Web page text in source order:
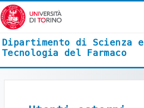
Vai al contenuto principale
Dipartimento di Scienza e
Tecnologia del Farmaco